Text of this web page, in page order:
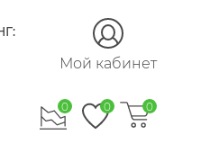
Мой кабинет
0 0 0